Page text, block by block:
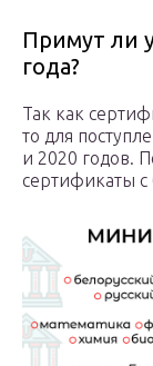
Примут ли
года?
Так как
то для
и 2020 годов.
сертификаты